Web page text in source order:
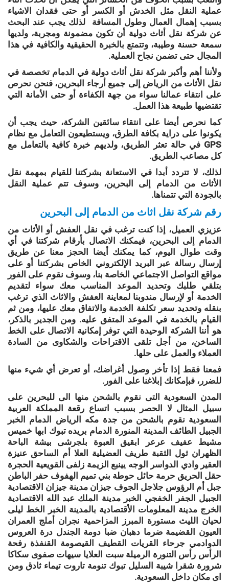
عملية النقل مثل الخدش أو الكسر أو حتى فقدان الاشياء
بسبب إهمال العمال وطول المسافة لذلك يجب عند البحث
عن شركة نقل أثاث دولية أن تكون مضمونة ومجربة، ولديها
سمعة حسنة وطيبة، وتتمتع بالخبرة الحقيقية والكافية في هذا
المجال حتى تضمن نجاح العملية.
ولأننا أهم وأكبر شركة نقل أثاث دولية في الدمام تخصصة في
نقل الأثاث من الرياض إلى جميع أرجاء البحرين، فنحن نحرص
على انتقاء عمالنا سواء من جهة الكفاءة أو حتى الأمانة التي
تقتضيها طبيعة هذا العمل.
كما نحرص أيضا على انتقاء سائقين الشركة، حيث يجب أن
يكونوا على دراية بكافة الطرق، ويستطيعون التعامل مع نظام
GPS في حالة تعثر الطريق، ولديهم خبرة كافية بالتعامل مع
كل مصاعب الطريق.
لذلك، لا تتردد أبدا في الاستعانة بشركتنا للقيام بمهمة نقل
الأثاث من الدمام إلى البحرين، وسوف تتم عملية النقل
بالجودة التي تتمناها.
رقم شركة نقل اثاث من الدمام إلى البحرين
عزيزي العميل، إذا كنت ترغب في نقل العفش أو الأثاث من
الدمام إلى البحرين، فيمكنك الاتصال بأرقام شركتنا في أي
وقت طوال اليوم، كما يمكنك أيضا الحجز معنا عن طريق
إرسال رسالة عبر البريد الإلكتروني الخاص بشركتنا أو على
مواقع التواصل الاجتماعي الخاصة بنا، وسوف نقوم على الفور
بتلقي طلبك وتحديد الموعد المناسب معك سواء لتقديم
الخدمة أو لإرسال مندوبنا لمعاينة العفش والاثاث الذي ترغب
بنقله وتحديد سعر تكلفة الخدمة والاتفاق معك عليها، ومن ثم
القيام بالخدمة في الموعد المتفق عليه. ومن الجدير بالذكر،
هو أننا الشركة الوحيدة التي توفر إمكانية الاتصال على الخط
الساخن، من أجل تلقى الاقتراحات والشكاوى من السادة
العملاء والعمل على حلها.
فمعنا فقط إذا تأخر وصول أغراضك، أو تعرض أي شيء منها
للضرر، فبإمكانك إبلاغنا على الفور.
المدن السعودية التى نقوم بالشحن منها الى للبحرين على
سبيل المثال لا الحصر بسبب اتساع رقعة المملكة العربية
السعودية نقوم بالشحن من جدة مكه الرياض الدمام الخبر
الجبيل الطائف المدينة المنورة الدمام بريده تبوك ابها خميس
مشيط عفيف عرعر ابقيق العبوة بلجرشى بيشة الباحة
الظهران ثول الثقبة طريف العضيلية العلا أم الساحق عنيزة
العقير وادي الدواسر الوجه يينبع الزيمة زلفى القويعية الحجرة
حقل الحريق حرمة حائل حوطة بني تميم الهفوف حفر الباطن
جبل أم الرؤوس جلاجل الجوف جيزان مدينة جيزان الاقتصادية
الجبيل الجفر الخفجي الخبر مدينة الملك عبد الله الاقتصادية
الخرج مدينة المعلومات الأقتصادية بالمدينة الخبر الخط ليلى
لحيان الليث مستورة المبرز المزاحمية نجران أملج العمران
العيون القضيمة ضرما دهبان ضبا دومة الجندل درة العروس
الدوادمي جرحاء القريات القطيف القيصومة القنفذة رفحة
الرأس رأس التنورة الرميلة سبت العلايا سيهات صفوى سكاكا
شرورة شقرا شيبة السليل تبوك تنومة تاروت تيماء ثادق ومن
اى مكان داخل السعودية.